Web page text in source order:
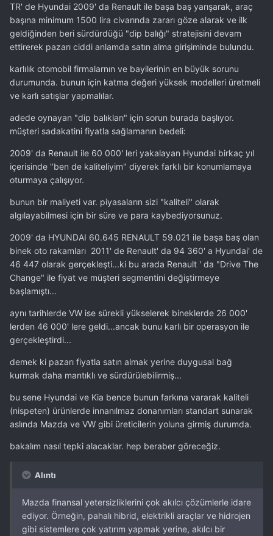
TR' de Hyundai 2009' da Renault ile başa baş yarışarak, araç
başına minimum 1500 lira civarında zararı göze alarak ve ilk
geldiğinden beri sürdürdüğü "dip balığı" stratejisini devam
ettirerek pazarı ciddi anlamda satın alma girişiminde bulundu.
karlılık otomobil firmalarnın ve bayilerinin en büyük sorunu
durumunda. bunun için katma değeri yüksek modelleri üretmeli
ve karlı satışlar yapmalılar.
adede oynayan "dip balıkları" için sorun burada başlıyor.
müşteri sadakatini fiyatla sağlamanın bedeli:
2009' da Renault ile 60 000' leri yakalayan Hyundai birkaç yıl
içerisinde "ben de kaliteliyim" diyerek farklı bir konumlamaya
oturmaya çalışıyor.
bunun bir maliyeti var. piyasaların sizi "kaliteli" olarak
algılayabilmesi için bir süre ve para kaybediyorsunuz.
2009' da HYUNDAI 60.645 RENAULT 59.021 ile başa baş olan
binek oto rakamları 2011' de Renault' da 94 360' a Hyundai' de
46 447 olarak gerçekleşti...ki bu arada Renault ' da "Drive The
Change" ile fiyat ve müşteri segmentini değiştirmeye
başlamıştı...
aynı tarihlerde VW ise sürekli yükselerek bineklerde 26 000'
lerden 46 000' lere geldi...ancak bunu karlı bir operasyon ile
gerçekleştirdi...
demek ki pazarı fiyatla satın almak yerine duygusal bağ
kurmak daha mantıklı ve sürdürülebilirmiş...
bu sene Hyundai ve Kia bence bunun farkına vararak kaliteli
(nispeten) ürünlerde innanılmaz donanımları standart sunarak
aslında Mazda ve VW gibi üreticilerin yoluna girmiş durumda.
bakalım nasıl tepki alacaklar. hep beraber göreceğiz.
Alıntı
Mazda finansal yetersizliklerini çok akılcı çözümlerle idare
ediyor. Örneğin, pahalı hibrid, elektrikli araçlar ve hidrojen
gibi sistemlere çok yatırım yapmak yerine, akılcı bir